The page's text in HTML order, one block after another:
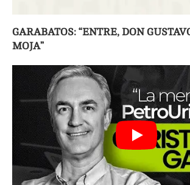
GARABATOS: “ENTRE, DON
MOJA”